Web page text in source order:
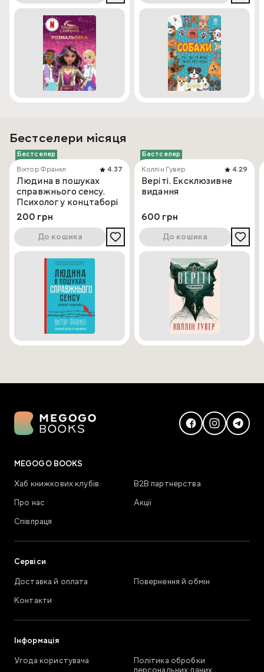
Бестселери місяця
Бестселер
Віктор Франкл
4.37
Людина в пошуках
справжнього сенсу.
Психолог у концтаборі
200 грн
До кошика
Бестселер
Коллін Гувер
4.29
Веріті. Ексклюзивне
видання
600 грн
До кошика
MEGOGO BOOKS
Хаб книжкових клубів
В2В партнерства
Про нас
Акції
Співпраця
Сервіси
Доставка й оплата
Повернення й обмін
Контакти
Інформація
Угода користувача
Політика обробки